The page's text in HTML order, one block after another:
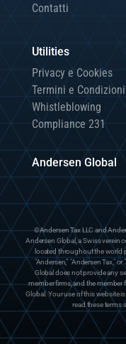
Contatti
Utilities
Privacy e Cookies
Termini e Condizioni
Whistleblowing
Compliance 231
Andersen Global
©Andersen Tax LLC and
Andersen Global, a Swiss verein
located throughout the world
"Andersen,” "Andersen Tax,"
Global does not provide any
member firms, and the member
Global. Your use of this website
read these terms